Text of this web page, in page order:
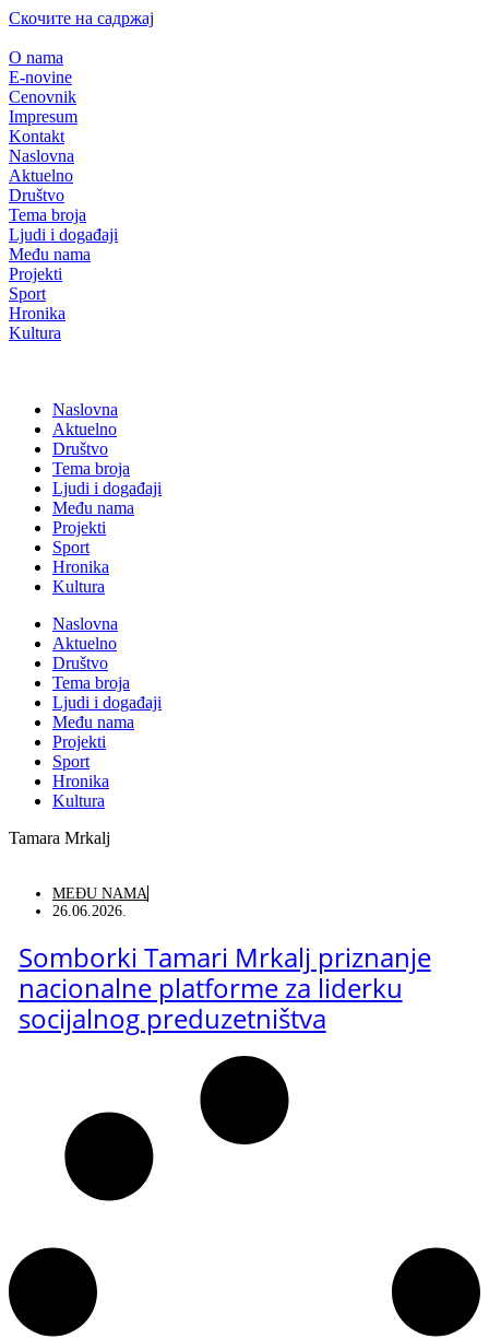
Скочите на садржај
O nama
E-novine
Cenovnik
Impresum
Kontakt
Naslovna
Aktuelno
Društvo
Tema broja
Ljudi i događaji
Među nama
Projekti
Sport
Hronika
Kultura
Naslovna
Aktuelno
Društvo
Tema broja
Ljudi i događaji
Među nama
Projekti
Sport
Hronika
Kultura
Naslovna
Aktuelno
Društvo
Tema broja
Ljudi i događaji
Među nama
Projekti
Sport
Hronika
Kultura
Tamara Mrkalj
MEĐU NAMA
26.06.2026.
Somborki Tamari Mrkalj priznanje
nacionalne platforme za liderku
socijalnog preduzetništva